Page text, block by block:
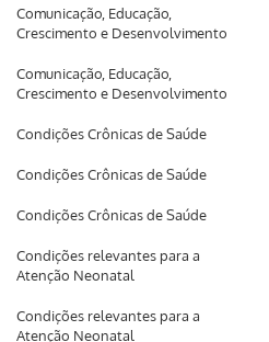
Comunicação, Educação,
Crescimento e Desenvolvimento
Comunicação, Educação,
Crescimento e Desenvolvimento
Condições Crônicas de Saúde
Condições Crônicas de Saúde
Condições Crônicas de Saúde
Condições relevantes para a
Atenção Neonatal
Condições relevantes para a
Atenção Neonatal